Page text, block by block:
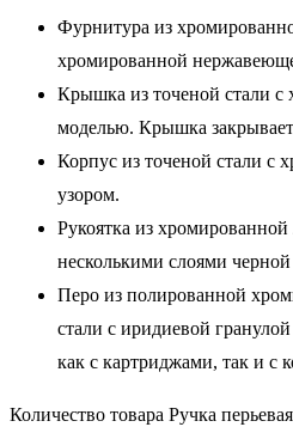
Фурнитура из
хромированной
Крышка из точеной стали с
моделью. Крышка
Корпус из точеной стали
узором.
Рукоятка из
несколькими слоями
Перо из полированной
стали с иридиевой
как с картриджами, так и с
Количество товара Ручка